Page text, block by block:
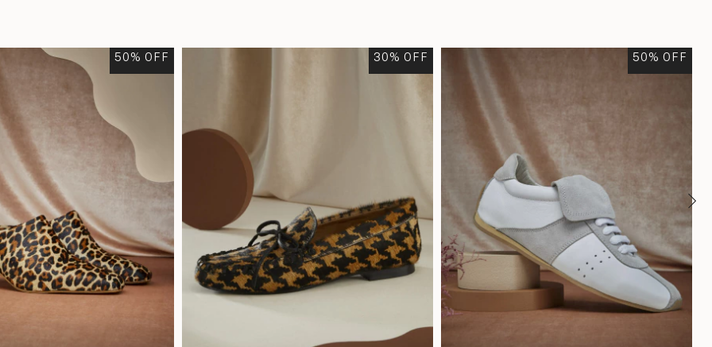
50% OFF 30% OFF 50% OFF